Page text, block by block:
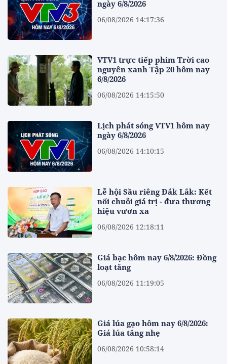
ngày 6/8/2026
06/08/2026 14:17:36
VTV1 trực tiếp phim Trời cao
nguyên xanh Tập 20 hôm nay
6/8/2026
06/08/2026 14:15:50
Lịch phát sóng VTV1 hôm nay
ngày 6/8/2026
06/08/2026 14:10:15
Lễ hội Sầu riêng Đắk Lắk: Kết
nối chuỗi giá trị - đưa thương
hiệu vươn xa
06/08/2026 12:18:11
Giá bạc hôm nay 6/8/2026: Đồng
loạt tăng
06/08/2026 11:19:05
Giá lúa gạo hôm nay 6/8/2026:
Giá lúa tăng nhẹ
06/08/2026 10:58:14